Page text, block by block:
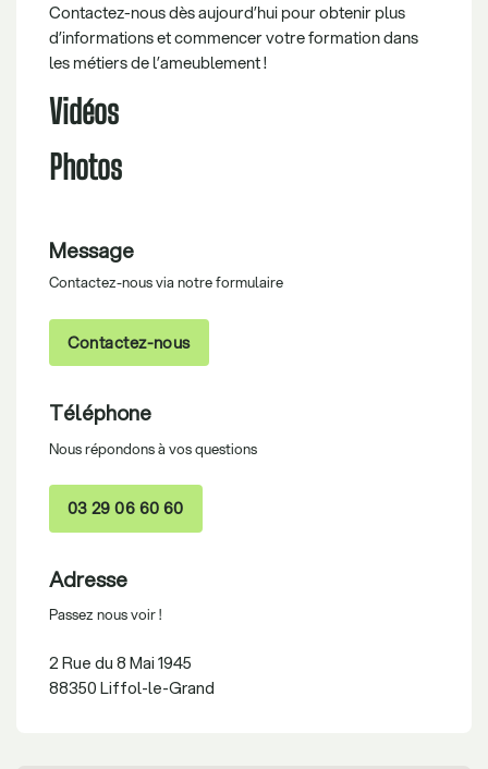
Contactez-nous dès aujourd’hui pour obtenir plus
d’informations et commencer votre formation dans
les métiers de l’ameublement !
Vidéos
Photos
Message
Contactez-nous via notre formulaire
Contactez-nous
Téléphone
Nous répondons à vos questions
03 29 06 60 60
Adresse
Passez nous voir !
2 Rue du 8 Mai 1945
88350 Liffol-le-Grand